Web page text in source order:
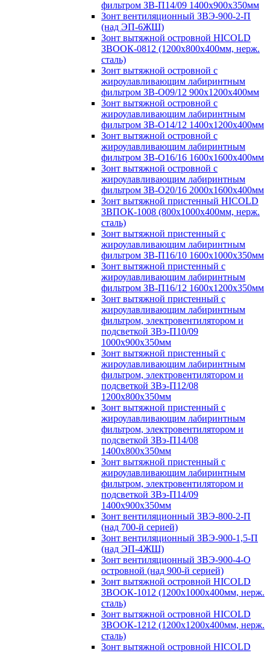
фильтром ЗВ-П14/09 1400х900х350мм
Зонт вентиляционный ЗВЭ-900-2-П
(над ЭП-6ЖШ)
Зонт вытяжной островной HICOLD
ЗВООК-0812 (1200х800x400мм, нерж.
сталь)
Зонт вытяжной островной с
жироулавливающим лабиринтным
фильтром ЗВ-О09/12 900х1200х400мм
Зонт вытяжной островной с
жироулавливающим лабиринтным
фильтром ЗВ-О14/12 1400х1200х400мм
Зонт вытяжной островной с
жироулавливающим лабиринтным
фильтром ЗВ-О16/16 1600х1600х400мм
Зонт вытяжной островной с
жироулавливающим лабиринтным
фильтром ЗВ-О20/16 2000х1600х400мм
Зонт вытяжной пристенный HICOLD
ЗВПОК-1008 (800х1000х400мм, нерж.
сталь)
Зонт вытяжной пристенный с
жироулавливающим лабиринтным
фильтром ЗВ-П16/10 1600х1000х350мм
Зонт вытяжной пристенный с
жироулавливающим лабиринтным
фильтром ЗВ-П16/12 1600х1200х350мм
Зонт вытяжной пристенный с
жироулавливающим лабиринтным
фильтром, электровентилятором и
подсветкой ЗВэ-П10/09
1000х900х350мм
Зонт вытяжной пристенный с
жироулавливающим лабиринтным
фильтром, электровентилятором и
подсветкой ЗВэ-П12/08
1200х800х350мм
Зонт вытяжной пристенный с
жироулавливающим лабиринтным
фильтром, электровентилятором и
подсветкой ЗВэ-П14/08
1400х800х350мм
Зонт вытяжной пристенный с
жироулавливающим лабиринтным
фильтром, электровентилятором и
подсветкой ЗВэ-П14/09
1400х900х350мм
Зонт вентиляционный ЗВЭ-800-2-П
(над 700-й серией)
Зонт вентиляционный ЗВЭ-900-1,5-П
(над ЭП-4ЖШ)
Зонт вентиляционный ЗВЭ-900-4-О
островной (над 900-й серией)
Зонт вытяжной островной HICOLD
ЗВООК-1012 (1200х1000х400мм, нерж.
сталь)
Зонт вытяжной островной HICOLD
ЗВООК-1212 (1200x1200x400мм, нерж.
сталь)
Зонт вытяжной островной HICOLD